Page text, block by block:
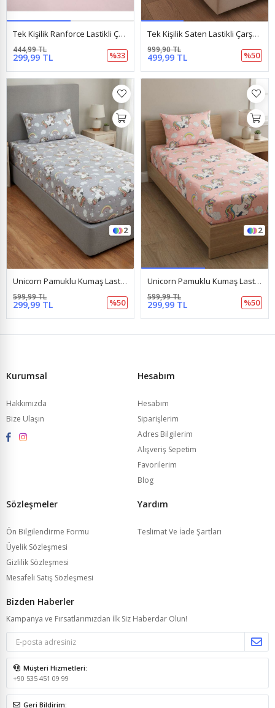
Tek Kişilik Ranforce Lastikli Çarşaf Turuncu
299,99 TL
444,99 TL
%33
Tek Kişilik Saten Lastikli Çarşaf Takımı ( 100X200 & 120X200 ) Bej
499,99 TL
999,90 TL
%50
2
Unicorn Pamuklu Kumaş Lastikli Çarşaf Takımı Gri
299,99 TL
599,99 TL
%50
2
Unicorn Pamuklu Kumaş Lastikli Çarşaf Takımı Somon
299,99 TL
599,99 TL
%50
Kurumsal
Hakkımızda
Bize Ulaşın
Hesabım
Hesabım
Siparişlerim
Adres Bilgilerim
Alışveriş Sepetim
Favorilerim
Blog
Sözleşmeler
Ön Bilgilendirme Formu
Üyelik Sözleşmesi
Gizlilik Sözleşmesi
Mesafeli Satış Sözleşmesi
Yardım
Teslimat Ve İade Şartları
Bizden Haberler
Kampanya ve Fırsatlarımızdan İlk Siz Haberdar Olun!
Müşteri Hizmetleri:
+90 535 451 09 99
Geri Bildirim: